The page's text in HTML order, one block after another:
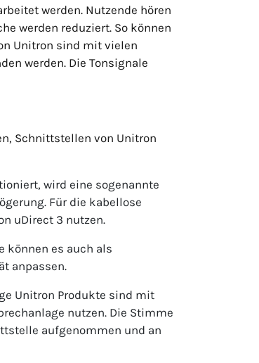
werden. Nutzende hören
werden reduziert. So können
Unitron sind mit vielen
werden. Die Tonsignale
Schnittstellen von Unitron
wird eine sogenannte
Für die kabellose
uDirect 3 nutzen.
können es auch als
anpassen.
Unitron Produkte sind mit
nutzen. Die Stimme
aufgenommen und an